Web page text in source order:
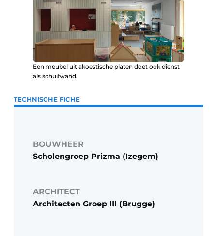
Een meubel uit akoestische platen doet ook dienst
als schuifwand.
TECHNISCHE FICHE
BOUWHEER
Scholengroep Prizma (Izegem)
ARCHITECT
Architecten Groep III (Brugge)